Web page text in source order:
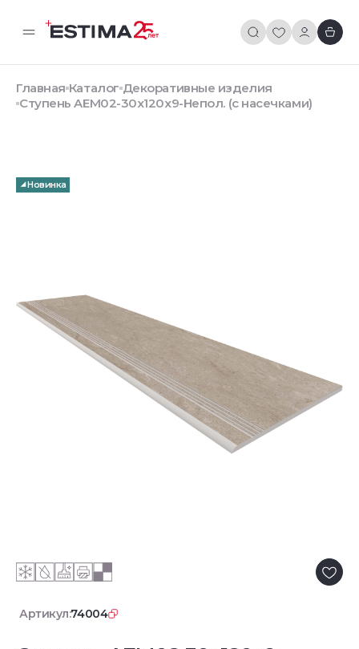
Главная Каталог Декоративные изделия
Ступень AEM02-30x120x9-Непол. (с насечками)
Новинка
Артикул:74004